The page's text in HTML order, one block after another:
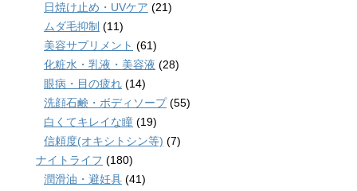
日焼け止め・UVケア (21)
ムダ毛抑制 (11)
美容サプリメント (61)
化粧水・乳液・美容液 (28)
眼病・目の疲れ (14)
洗顔石鹸・ボディソープ(55)
白くてキレイな瞳 (19)
信頼度(オキシトシン等) (7)
ナイトライフ (180)
潤滑油・避妊具 (41)